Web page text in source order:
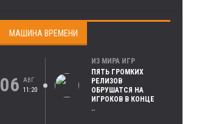
МАШИНА ВРЕМЕНИ
06 АВГ
11:20
ИЗ МИРА ИГР
ПЯТЬ ГРОМКИХ
РЕЛИЗОВ
ОБРУШАТСЯ НА
ИГРОКОВ В КОНЦЕ
..